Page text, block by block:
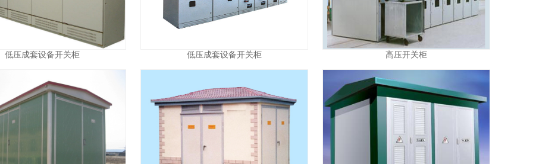
低压成套设备开关柜 低压成套设备开关柜 高压开关柜